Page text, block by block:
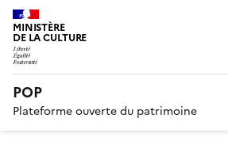
MINISTÈRE
DE LA CULTURE
POP
Plateforme ouverte du patrimoine